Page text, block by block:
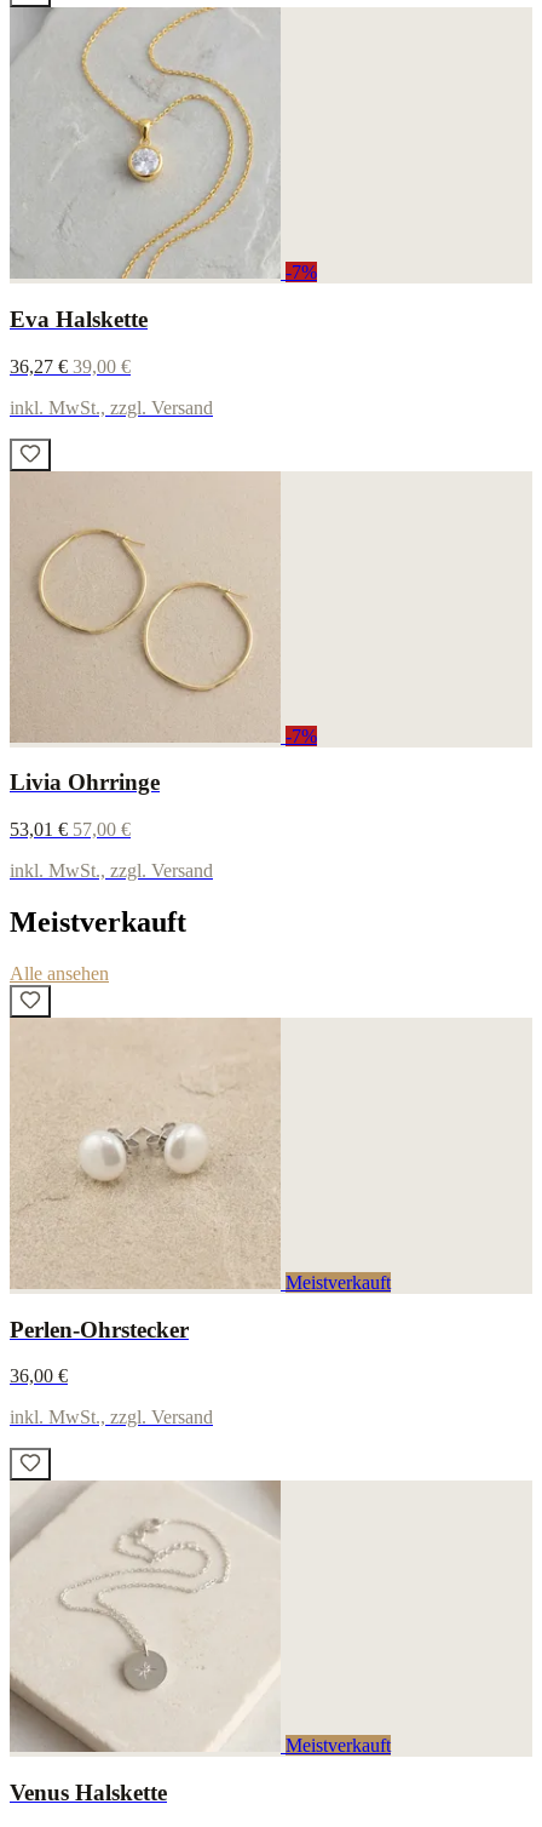
-7%
Eva Halskette
36,27 € 39,00 €
inkl. MwSt., zzgl. Versand
-7%
Livia Ohrringe
53,01 € 57,00 €
inkl. MwSt., zzgl. Versand
Meistverkauft
Alle ansehen
Meistverkauft
Perlen-Ohrstecker
36,00 €
inkl. MwSt., zzgl. Versand
Meistverkauft
Venus Halskette